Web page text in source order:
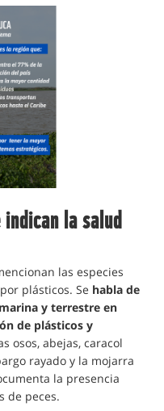
la salud
las especies
plásticos. Se habla de
y terrestre en
de plásticos y
osos, abejas, caracol
rayado y la mojarra
la presencia
de peces.